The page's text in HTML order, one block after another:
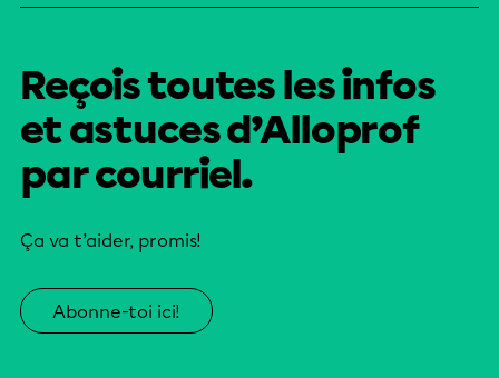
Reçois toutes les infos
et astuces d’Alloprof
par courriel.
Ça va t’aider, promis!
Abonne-toi ici!